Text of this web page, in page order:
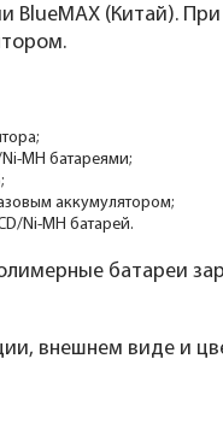
(Китай).
MH батареями;
аккумулятором;
Ni-MH батарей.
батареи
внешнем виде и